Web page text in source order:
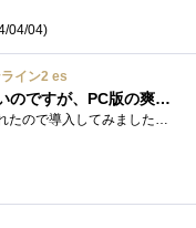
04/04)
イン2 es
手軽にできるのはいいのですが、PC版の爽快感はないかも